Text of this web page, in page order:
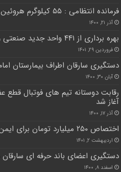
فرمانده انتظامی : ۵۵ کیلوگرم هروئین در فردیس کشف شد
آذر ۲۱, ۱۴۰۰
بهره برداری از ۴۴۱ واحد جدید صنعتی و طرح توسعه در البرز
فروردین ۲۹, ۱۴۰۱
دستگیری سارقان اطراف بیمارستان
آبان ۳۰, ۱۴۰۰
رقابت دوستانه تیم های فوتبال قطع
آغاز شد
آذر ۱۷, ۱۴۰۰
اختصاص ۲۵۰ میلیارد تومان برای ایمن سازی راه‌های البرز
اردیبهشت ۲, ۱۴۰۱
دستگیری اعضای باند حرفه ای سارقان
اسفند ۸, ۱۴۰۰